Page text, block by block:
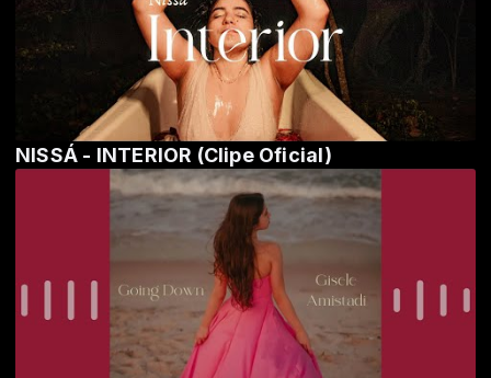
NISSÁ - INTERIOR (Clipe Oficial)